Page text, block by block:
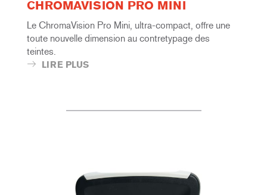
CHROMAVISION PRO MINI
Le ChromaVision Pro Mini, ultra-compact, offre une
toute nouvelle dimension au contretypage des
teintes.
LIRE PLUS